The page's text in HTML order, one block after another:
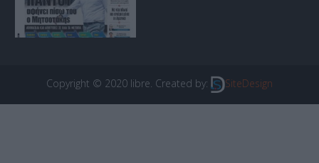
Copyright © 2020 libre. Created by: SiteDesign